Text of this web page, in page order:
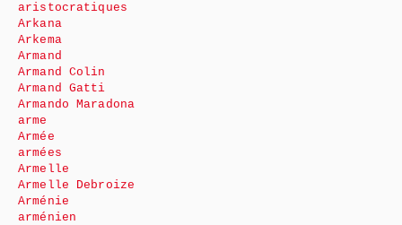
aristocratiques
Arkana
Arkema
Armand
Armand Colin
Armand Gatti
Armando Maradona
arme
Armée
armées
Armelle
Armelle Debroize
Arménie
arménien